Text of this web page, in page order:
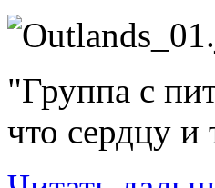
"Группа с
что сердцу и